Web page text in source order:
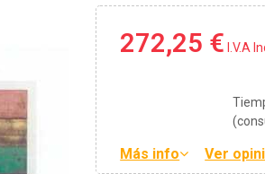
272,25 € I.V.A
Más info Ver